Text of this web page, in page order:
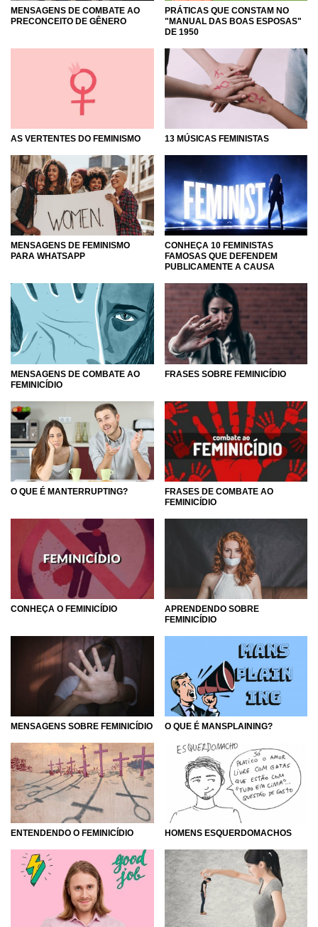
MENSAGENS DE COMBATE AO
PRECONCEITO DE GÊNERO
PRÁTICAS QUE CONSTAM NO
"MANUAL DAS BOAS ESPOSAS"
DE 1950
AS VERTENTES DO FEMINISMO 13 MÚSICAS FEMINISTAS
MENSAGENS DE FEMINISMO
PARA WHATSAPP
CONHEÇA 10 FEMINISTAS
FAMOSAS QUE DEFENDEM
PUBLICAMENTE A CAUSA
MENSAGENS DE COMBATE AO
FEMINICÍDIO
FRASES SOBRE FEMINICÍDIO
O QUE É MANTERRUPTING?
FRASES DE COMBATE AO
FEMINICÍDIO
CONHEÇA O FEMINICÍDIO
APRENDENDO SOBRE
FEMINICÍDIO
MENSAGENS SOBRE FEMINICÍDIO O QUE É MANSPLAINING?
ENTENDENDO O FEMINICÍDIO HOMENS ESQUERDOMACHOS